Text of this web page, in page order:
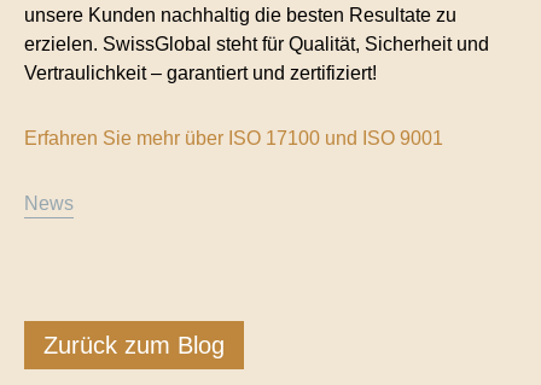
unsere Kunden nachhaltig die besten Resultate zu
erzielen. SwissGlobal steht für Qualität, Sicherheit und
Vertraulichkeit – garantiert und zertifiziert!
Erfahren Sie mehr über ISO 17100 und ISO 9001
News
Zurück zum Blog